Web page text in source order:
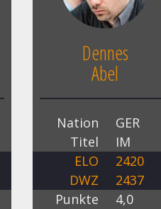
Dennes
Abel
Nation
GER
Titel
IM
ELO
2420
DWZ
2437
Punkte
4,0